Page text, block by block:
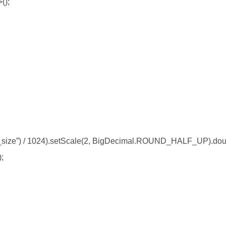
/ 1024).setScale(2,